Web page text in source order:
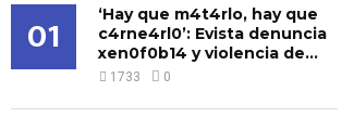
01
‘Hay que m4t4rlo, hay que
c4rne4rl0’: Evista denuncia
xen0f0b14 y violencia de...
1733 0